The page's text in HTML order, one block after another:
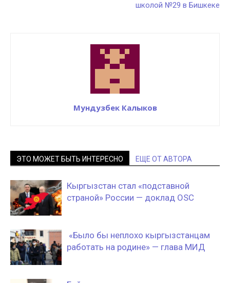
школой №29 в Бишкеке
Мундузбек Калыков
ЭТО МОЖЕТ БЫТЬ ИНТЕРЕСНО ЕЩЕ ОТ АВТОРА
Кыргызстан стал «подставной
страной» России — доклад OSC
«Было бы неплохо кыргызстанцам
работать на родине» — глава МИД